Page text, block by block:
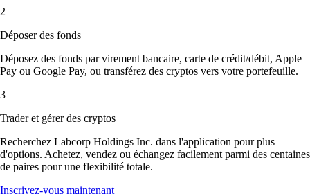
2
Déposer des fonds
Déposez des fonds par virement bancaire, carte de crédit/débit, Apple
Pay ou Google Pay, ou transférez des cryptos vers votre portefeuille.
3
Trader et gérer des cryptos
Recherchez Labcorp Holdings Inc. dans l'application pour plus
d'options. Achetez, vendez ou échangez facilement parmi des centaines
de paires pour une flexibilité totale.
Inscrivez-vous maintenant